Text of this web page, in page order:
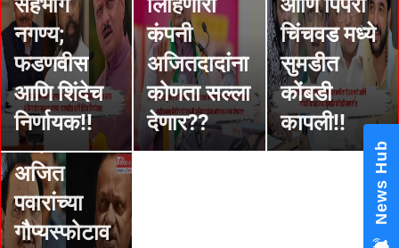
नगण्य;
फडणवीस
आणि शिंदेच
निर्णायक!!
कंपनी
अजितदादांना
कोणता सल्ला
देणार??
चिंचवड मध्ये
सुमडीत
कोंबडी
कापली!!
भ्रष्टाचार का
दडवला?
तुम्हीही त्यात
सामील
आहात का?
अजित
पवारांच्या
गौप्यस्फोटाव
National OBC
President Babanrao
Claims Only 27 Kunbi
Certificates Issued in
Marathwada After
GR; Alarming News for